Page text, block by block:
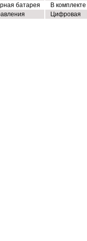
батарея
В комплекте
Цифровая